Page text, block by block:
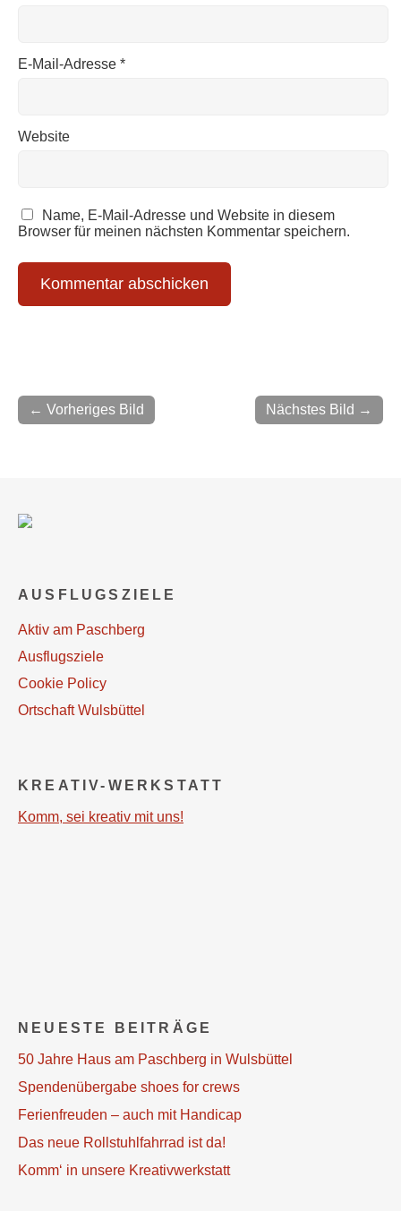
E-Mail-Adresse *
Website
Name, E-Mail-Adresse und Website in diesem
Browser für meinen nächsten Kommentar speichern.
← Vorheriges Bild Nächstes Bild →
AUSFLUGSZIELE
Aktiv am Paschberg
Ausflugsziele
Cookie Policy
Ortschaft Wulsbüttel
KREATIV-WERKSTATT
Komm, sei kreativ mit uns!
NEUESTE BEITRÄGE
50 Jahre Haus am Paschberg in Wulsbüttel
Spendenübergabe shoes for crews
Ferienfreuden – auch mit Handicap
Das neue Rollstuhlfahrrad ist da!
Komm‘ in unsere Kreativwerkstatt